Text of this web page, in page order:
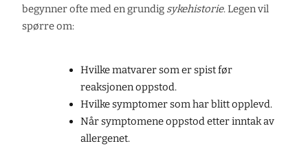
begynner ofte med en grundig sykehistorie. Legen vil
spørre om:
Hvilke matvarer som er spist før
reaksjonen oppstod.
Hvilke symptomer som har blitt opplevd.
Når symptomene oppstod etter inntak av
allergenet.